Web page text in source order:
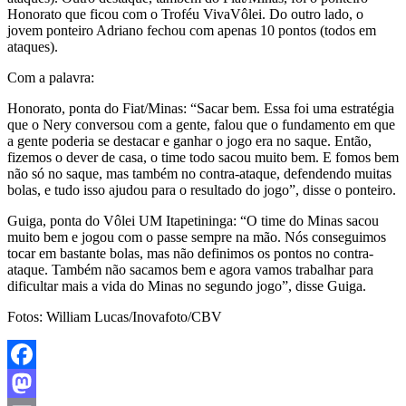
Honorato que ficou com o Troféu VivaVôlei. Do outro lado, o
jovem ponteiro Adriano fechou com apenas 10 pontos (todos em
ataques).
Com a palavra:
Honorato, ponta do Fiat/Minas: “Sacar bem. Essa foi uma estratégia
que o Nery conversou com a gente, falou que o fundamento em que
a gente poderia se destacar e ganhar o jogo era no saque. Então,
fizemos o dever de casa, o time todo sacou muito bem. E fomos bem
não só no saque, mas também no contra-ataque, defendendo muitas
bolas, e tudo isso ajudou para o resultado do jogo”, disse o ponteiro.
Guiga, ponta do Vôlei UM Itapetininga: “O time do Minas sacou
muito bem e jogou com o passe sempre na mão. Nós conseguimos
tocar em bastante bolas, mas não definimos os pontos no contra-
ataque. Também não sacamos bem e agora vamos trabalhar para
dificultar mais a vida do Minas no segundo jogo”, disse Guiga.
Fotos: William Lucas/Inovafoto/CBV
Facebook